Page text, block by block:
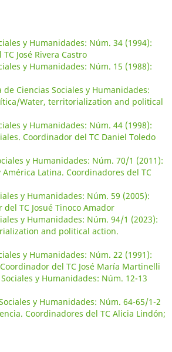
y Humanidades: Núm. 34 (1994):
José Rivera Castro
y Humanidades: Núm. 15 (1988):
Ciencias Sociales y Humanidades:
Water, territorialization and political
y Humanidades: Núm. 44 (1998):
Coordinador del TC Daniel Toledo
y Humanidades: Núm. 70/1 (2011):
Latina. Coordinadores del TC
y Humanidades: Núm. 59 (2005):
TC Josué Tinoco Amador
y Humanidades: Núm. 94/1 (2023):
and political action.
y Humanidades: Núm. 22 (1991):
del TC José María Martinelli
y Humanidades: Núm. 12-13
y Humanidades: Núm. 64-65/1-2
Coordinadores del TC Alicia Lindón;